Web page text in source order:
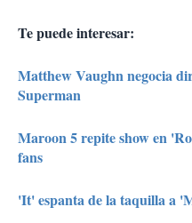
Te puede interesar:
Matthew Vaughn negocia
Superman
Maroon 5 repite show en
fans
'It' espanta de la taquilla a